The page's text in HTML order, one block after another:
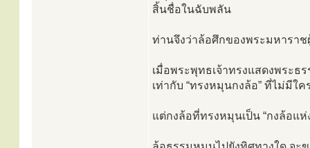
สิ้นชื่อในฉับพลัน
ท่านจึงว่าล้อศึกของพระมหารา
เมื่อพระพุทธเจ้าทรงแสดงพระธ
เท่ากับ “ทรงหมุนกงล้อ” ที่ไม่มีใ
แต่กงล้อที่ทรงหมุนเป็น “กงล้อแห่